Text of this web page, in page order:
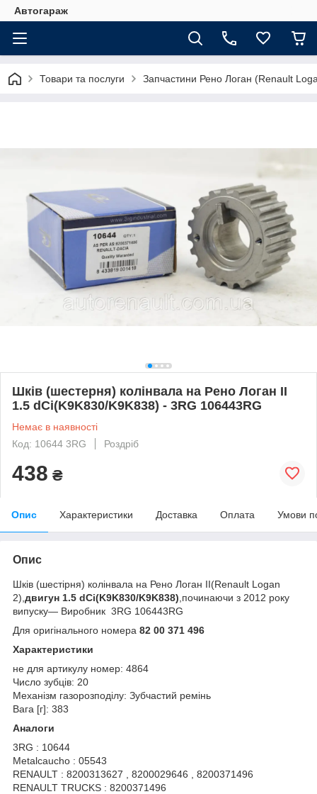
Автогараж
Товари та послуги Запчастини Рено Логан (Renault
Шків (шестерня) колінвала на Рено Логан II
1.5 dCi(K9K830/K9K838) - 3RG 106443RG
Немає в наявності
Код: 10644 3RG
Роздріб
438 ₴
Опис Характеристики Доставка Оплата Умови
Опис
Шків (шестірня) колінвала на Рено Логан II(Renault Logan
2), двигун 1.5 dCi(K9K830/K9K838) ,починаючи з 2012 року
випуску— Виробник 3RG 106443RG
Для оригінального номера 82 00 371 496
Характеристики
не для артикулу номер: 4864
Число зубців: 20
Механізм газорозподілу: Зубчастий ремінь
Вага [г]: 383
Аналоги
3RG : 10644
Metalcaucho : 05543
RENAULT : 8200313627 , 8200029646 , 8200371496
RENAULT TRUCKS : 8200371496